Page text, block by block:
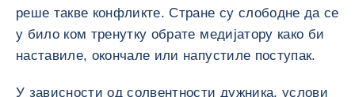
реше такве конфликте. Стране су слободне да се
у било ком тренутку обрате медијатору како би
наставиле, окончале или напустиле поступак.
У зависности од солвентности дужника, услови